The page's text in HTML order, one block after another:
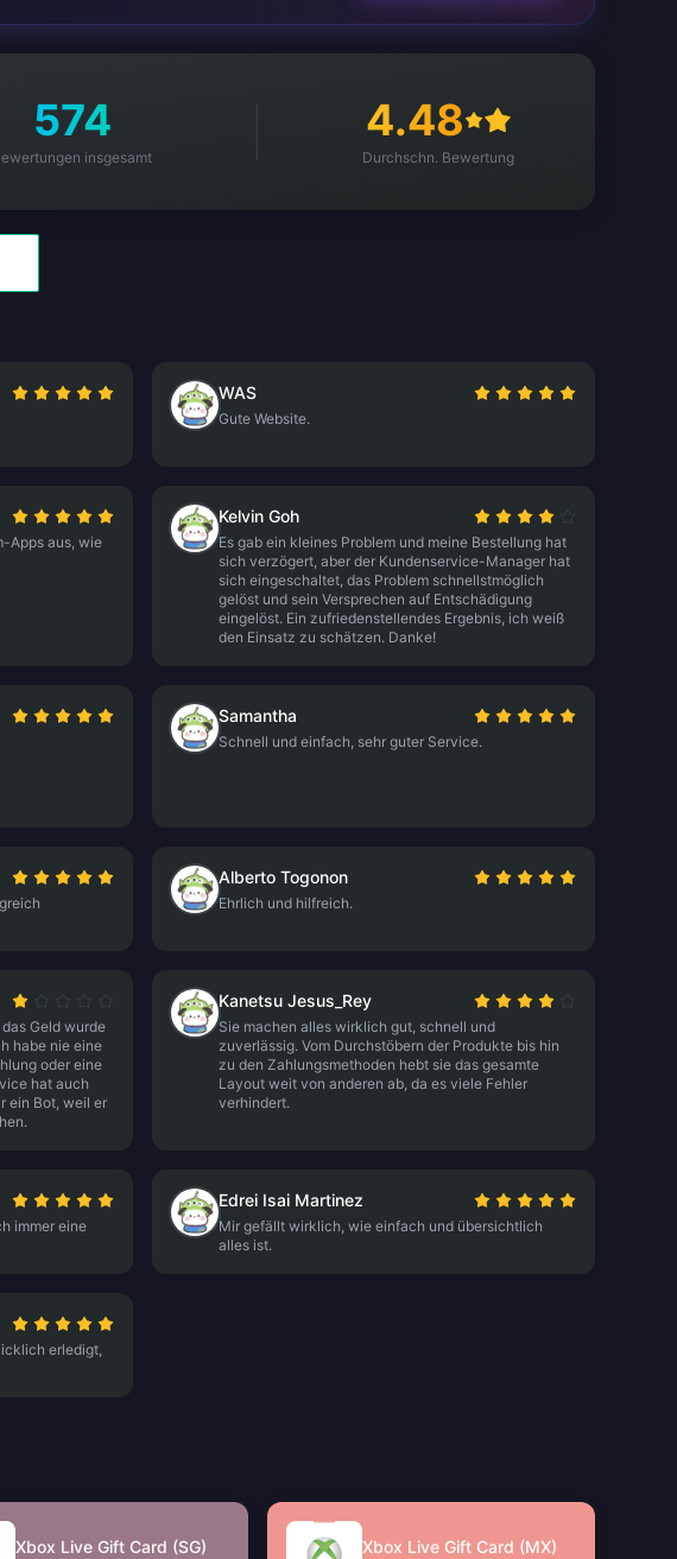
574
insgesamt
4.48
Durchschn. Bewertung
WAS
Gute Website.
Apps aus, wie
Kelvin Goh
Es gab ein kleines Problem und meine Bestellung hat
sich verzögert, aber der Kundenservice-Manager hat
sich eingeschaltet, das Problem schnellstmöglich
gelöst und sein Versprechen auf Entschädigung
eingelöst. Ein zufriedenstellendes Ergebnis, ich weiß
den Einsatz zu schätzen. Danke!
Samantha
Schnell und einfach, sehr guter Service.
Alberto Togonon
Ehrlich und hilfreich.
Geld wurde
habe nie eine
oder eine
hat auch
ein Bot, weil er
Kanetsu Jesus_Rey
Sie machen alles wirklich gut, schnell und
zuverlässig. Vom Durchstöbern der Produkte bis hin
zu den Zahlungsmethoden hebt sie das gesamte
Layout weit von anderen ab, da es viele Fehler
verhindert.
immer eine
Edrei Isai Martinez
Mir gefällt wirklich, wie einfach und übersichtlich
alles ist.
erledigt,
Xbox Live Gift Card (SG) Xbox Live Gift Card (MX)